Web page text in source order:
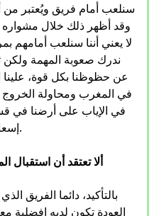
سنلعب أمام فريق ويُعتبر من
وقد أظهر ذلك خلال مشواره
لا يعني أننا سنلعب
ندرك صعوبة المهمة ولكن
عن حظوظنا بكل قوة، علينا
في المغرب ومحاولة الخروج
في الإياب على أرضنا في
إسعاد جماهيرنا والتأهل إلى النهائي.
ألا تعتقد أن استقبال
بالتأكيد، دائما الفريق
العودة تكون لديه افضلية